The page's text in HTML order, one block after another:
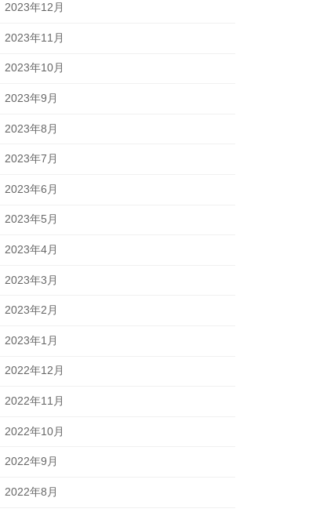
2023年12月
2023年11月
2023年10月
2023年9月
2023年8月
2023年7月
2023年6月
2023年5月
2023年4月
2023年3月
2023年2月
2023年1月
2022年12月
2022年11月
2022年10月
2022年9月
2022年8月